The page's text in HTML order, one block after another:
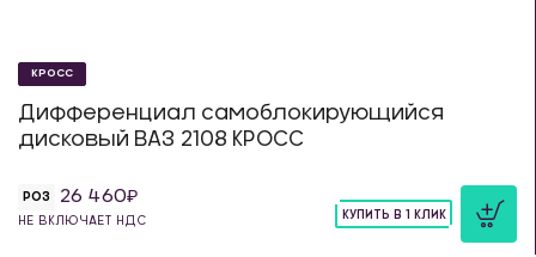
КРОСС
Дифференциал самоблокирующийся
дисковый ВАЗ 2108 КРОСС
РОЗ 26 460
НЕ ВКЛЮЧАЕТ НДС
КУПИТЬ В 1 КЛИК